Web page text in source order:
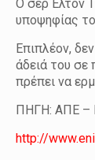
Ο σερ Έλτον
υποψηφίας
Επιπλέον,
άδειά του σε
πρέπει να
ΠΗΓΗ: ΑΠΕ
http://